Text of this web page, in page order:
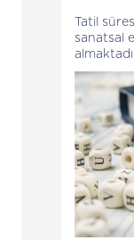
Tatil
sanatsal